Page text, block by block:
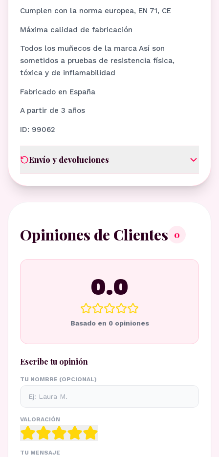
Cumplen con la norma europea, EN 71, CE
Máxima calidad de fabricación
Todos los muñecos de la marca Así son
sometidos a pruebas de resistencia física,
tóxica y de inflamabilidad
Fabricado en España
A partir de 3 años
ID: 99062
Envío y devoluciones
Opiniones de Clientes 0
0.0
Basado en 0opiniones
Escribe tu opinión
TU NOMBRE (OPCIONAL)
VALORACIÓN
TU MENSAJE